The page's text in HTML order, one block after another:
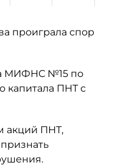
проиграла спор
МИФНС №15 по
капитала ПНТ с
акций ПНТ,